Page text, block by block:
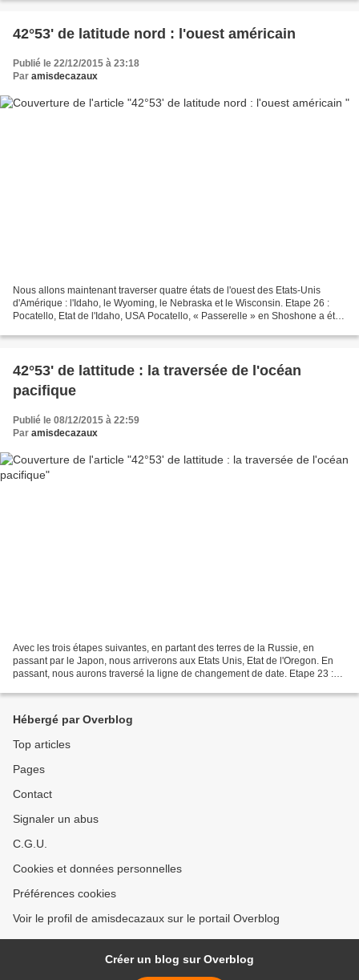
42°53' de latitude nord : l'ouest américain
Publié le 22/12/2015 à 23:18
Par amisdecazaux
Nous allons maintenant traverser quatre états de l'ouest des Etats-Unis
d'Amérique : l'Idaho, le Wyoming, le Nebraska et le Wisconsin. Etape 26 :
Pocatello, Etat de l'Idaho, USA Pocatello, « Passerelle » en Shoshone a été
42°53' de lattitude : la traversée de l'océan
pacifique
Publié le 08/12/2015 à 22:59
Par amisdecazaux
Avec les trois étapes suivantes, en partant des terres de la Russie, en
passant par le Japon, nous arriverons aux Etats Unis, Etat de l'Oregon. En
passant, nous aurons traversé la ligne de changement de date. Etape 23 :
Hébergé par Overblog
Top articles
Pages
Contact
Signaler un abus
C.G.U.
Cookies et données personnelles
Préférences cookies
Voir le profil de amisdecazaux sur le portail Overblog
Créer un blog sur Overblog